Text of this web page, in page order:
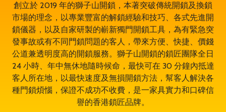
創立於 2019 年的獅子山開鎖，本著突破傳統開鎖及換鎖
市場的理念，以專業豐富的解鎖經驗和技巧、各式先進開
鎖儀器，以及自家研製的嶄新獨門開鎖工具，為有緊急突
發事故或有不同門鎖問題的客人，帶來方便、快捷、價錢
公道兼透明度高的開鎖服務。獅子山開鎖的鎖匠團隊全日
24 小時、年中無休地隨時候命，最快可在 30 分鐘內抵達
客人所在地，以最快速度及無損開鎖方法，幫客人解決各
種門鎖煩惱，保證不成功不收費，是一家具實力和口碑信
譽的香港鎖匠品牌。